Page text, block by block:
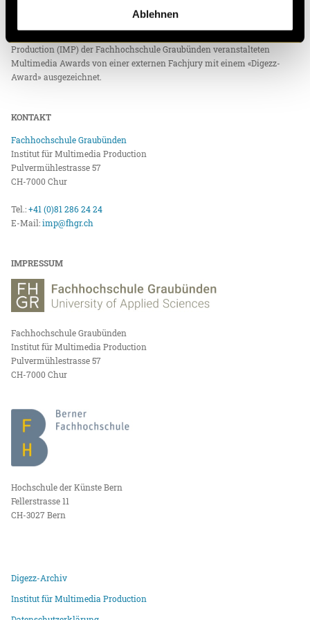
Ablehnen
Dozierenden des Moduls «Konvergent Produzieren». Die
zusätzlich mit der «Top»-Plakette gekennzeichneten Beiträge
Production (IMP) der Fachhochschule Graubünden veranstalteten
Multimedia Awards von einer externen Fachjury mit einem «Digezz-
Award» ausgezeichnet.
KONTAKT
Fachhochschule Graubünden
Institut für Multimedia Production
Pulvermühlestrasse 57
CH-7000 Chur
Tel.:+41 (0)81 286 24 24
E-Mail:imp@fhgr.ch
IMPRESSUM
Fachhochschule Graubünden
Institut für Multimedia Production
Pulvermühlestrasse 57
CH-7000 Chur
Hochschule der Künste Bern
Fellerstrasse 11
CH-3027 Bern
Digezz-Archiv
Institut für Multimedia Production